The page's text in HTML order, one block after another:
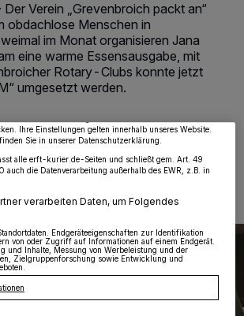
· Der Verein „Grevenbroich packt an“
obdachlose Menschen in
im Monat organisieren Jana
eine warme Essensausgabe, mit
Rotary-Clubs konnte jetzt
umgesetzt werden.
Uhr 2 Minuten Lesezeit
speichern und greifen auf personenbezogene Daten
Kennungen auf Ihrem Gerät zu. Durch Auswahl
Technologien für die unter „Wir und unsere
um Ihnen Dienste bereitzustellen“ aufgeführten
sind, sind manche Inhalte und Anzeigen
so relevant für Sie. Sie können dieses Menü jederzeit
Ihre Einstellungen gelten innerhalb unseres Website.
Sie in unserer Datenschutzerklärung.
alle erft-kurier.de-Seiten und schließt gem. Art. 49
auch die Datenverarbeitung außerhalb des EWR, z.B. in
verarbeiten Daten, um Folgendes
Endgeräteeigenschaften zur Identifikation
von oder Zugriff auf Informationen auf einem Endgerät.
und Inhalte, Messung von Werbeleistung und der
Zielgruppenforschung sowie Entwicklung und